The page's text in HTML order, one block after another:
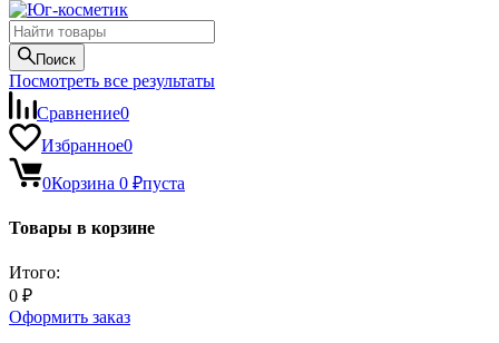
Поиск
Посмотреть все результаты
Сравнение0
Избранное0
0Корзина 0 ₽пуста
Товары в корзине
Итого:
0 ₽
Оформить заказ